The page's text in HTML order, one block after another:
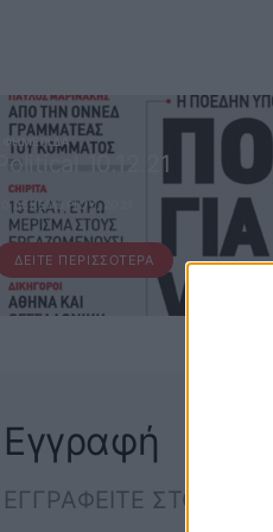
ΕΦΗΜΕΡΊΔΑ
Political 10.12.21
10 ΔΕΚΕΜΒΡΊΟΥ, 2021
ΔΕΊΤΕ ΠΕΡΙΣΣΌΤΕΡΑ
Εγγραφή
ΕΓΓΡΑΦΕΙΤΕ ΣΤΟ